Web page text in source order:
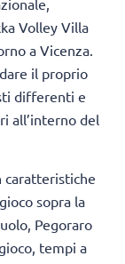
Volley Villa
a Vicenza.
il proprio
differenti e
all’interno del
caratteristiche
sopra la
Pegoraro
tempi a